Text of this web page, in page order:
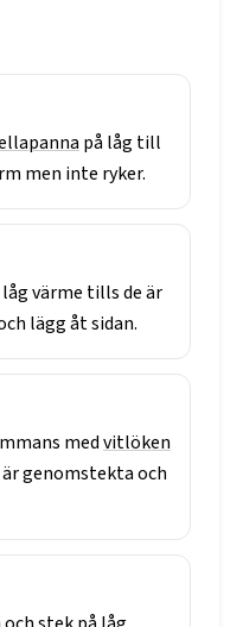
på låg till
men inte ryker.
lågvärme tillsdeär
läggåtsidan.
medvitlöken
ärgenomstektaoch